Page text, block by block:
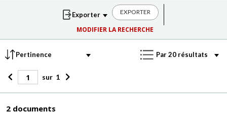
EXPORTER
MODIFIER LA RECHERCHE
sur 1
2 documents